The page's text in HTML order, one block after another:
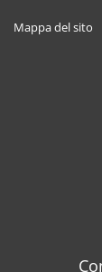
Mappa del sito